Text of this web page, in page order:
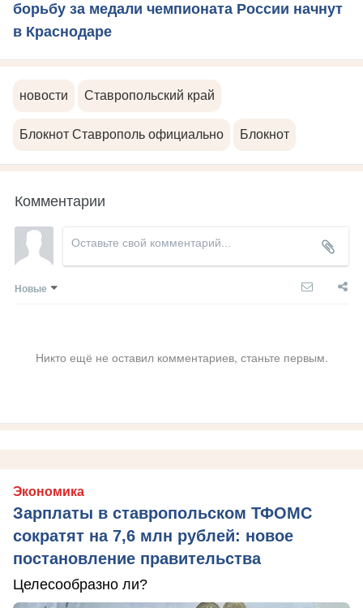
борьбу за медали чемпионата России начнут
в Краснодаре
новости Ставропольский край
Блокнот Ставрополь официально Блокнот
Комментарии
Новые
Никто ещё не оставил комментариев, станьте первым.
Экономика
Зарплаты в ставропольском ТФОМС
сократят на 7,6 млн рублей: новое
постановление правительства
Целесообразно ли?